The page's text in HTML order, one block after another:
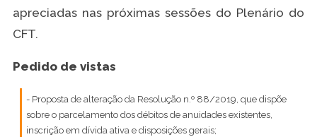
apreciadas nas próximas sessões do Plenário do
CFT.
Pedido de vistas
- Proposta de alteração da Resolução n.º 88/2019, que dispõe
sobre o parcelamento dos débitos de anuidades existentes,
inscrição em dívida ativa e disposições gerais;